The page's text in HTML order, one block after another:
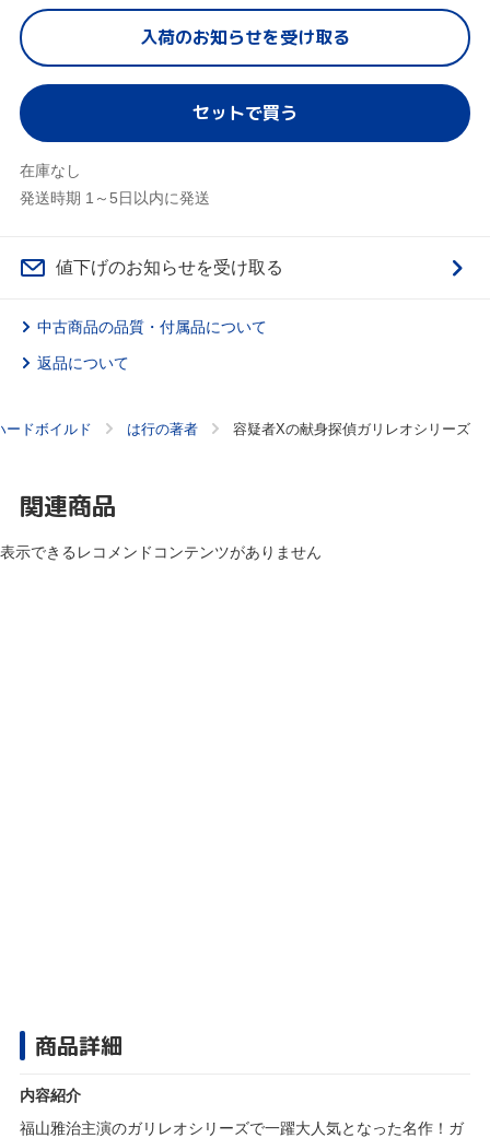
入荷のお知らせを受け取る
セットで買う
在庫なし
発送時期 1～5日以内に発送
値下げのお知らせを受け取る
中古商品の品質・付属品について
返品について
ードボイルド は行の著者 容疑者Xの献身探偵ガリレオシリーズ
関連商品
表示できるレコメンドコンテンツがありません
商品詳細
内容紹介
福山雅治主演のガリレオシリーズで一躍大人気となった名作！ガ